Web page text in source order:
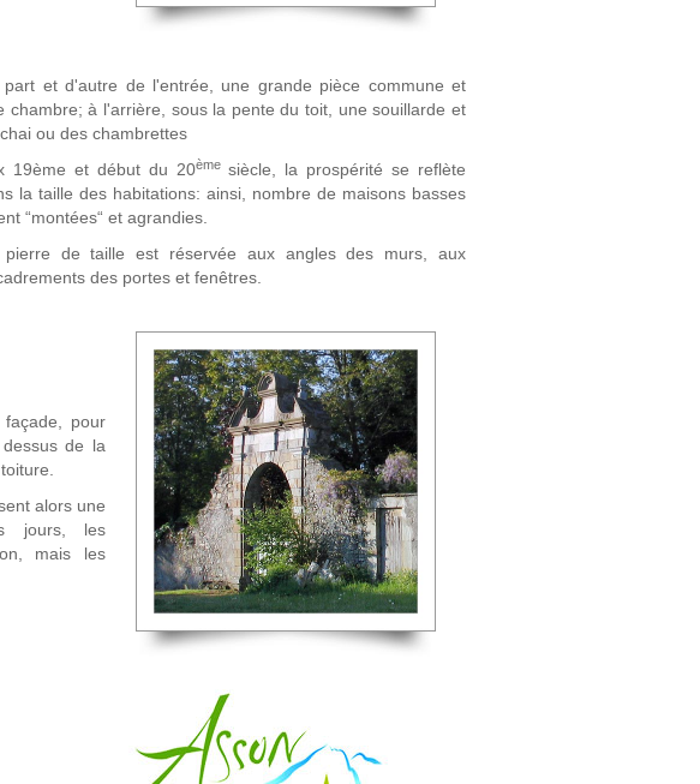
part et d'autre de l'entrée, une grande pièce commune et
chambre; à l'arrière, sous la pente du toit, une souillarde et
ou des chambrettes
19ème et début du 20èmesiècle, la prospérité se reflète
la taille des habitations: ainsi, nombre de maisons basses
“montées“ et agrandies.
pierre de taille est réservée aux angles des murs, aux
des portes et fenêtres.
pour
de la
alors une
jours, les
mais les